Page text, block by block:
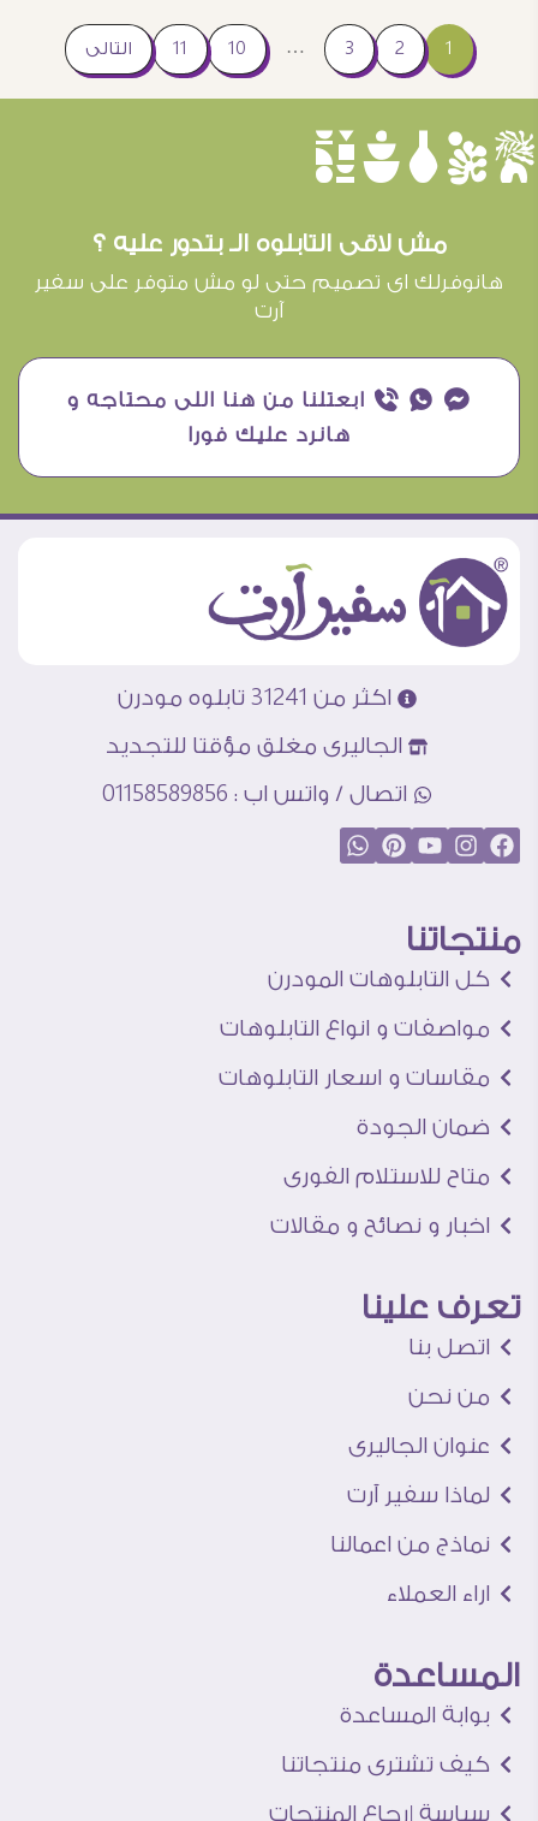
1
2
3
…
10
11 التالى
èûôçê
مش لاقى التابلوه الـ بتدور عليه ؟
هانوفرلك اى تصميم حتى لو مش متوفر على سفير
آرت
¥ ₧ ƒ ابعتلنا من هنا اللى محتاجه و
هانرد عليك فورا
اكثر من 31241 تابلوه مودرن
الجاليرى مغلق مؤقتا للتجديد
اتصال / واتس اب : 01158589856
منتجاتنا
كل التابلوهات المودرن
مواصفات و انواع التابلوهات
مقاسات و اسعار التابلوهات
ضمان الجودة
متاح للاستلام الفورى
اخبار و نصائح و مقالات
تعرف علينا
اتصل بنا
من نحن
عنوان الجاليرى
لماذا سفير آرت
نماذج من اعمالنا
اراء العملاء
المساعدة
بوابة المساعدة
كيف تشترى منتجاتنا
سياسة إرجاع المنتجات